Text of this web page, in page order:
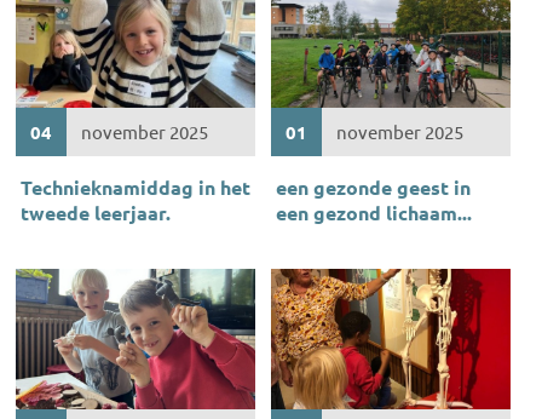
04 november 2025
Technieknamiddag in het
tweede leerjaar.
01 november 2025
een gezonde geest in
een gezond lichaam...